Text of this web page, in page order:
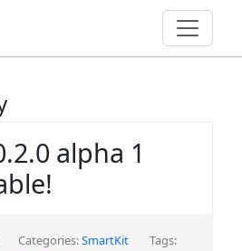
alpha 1
Categories:SmartKit
Tags: